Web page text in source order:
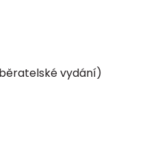
vydání)